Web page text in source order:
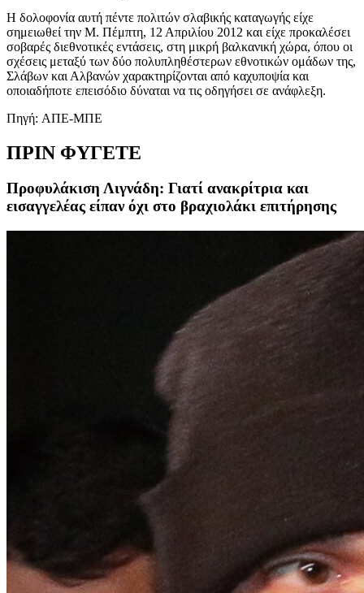
Η δολοφονία αυτή πέντε πολιτών σλαβικής καταγωγής είχε
σημειωθεί την Μ. Πέμπτη, 12 Απριλίου 2012 και είχε προκαλέσει
σοβαρές διεθνοτικές εντάσεις, στη μικρή βαλκανική χώρα, όπου οι
σχέσεις μεταξύ των δύο πολυπληθέστερων εθνοτικών ομάδων της,
Σλάβων και Αλβανών χαρακτηρίζονται από καχυποψία και
οποιαδήποτε επεισόδιο δύναται να τις οδηγήσει σε ανάφλεξη.
Πηγή: AΠΕ-ΜΠΕ
ΠΡΙΝ ΦΥΓΕΤΕ
Προφυλάκιση Λιγνάδη: Γιατί ανακρίτρια και
εισαγγελέας είπαν όχι στο βραχιολάκι επιτήρησης